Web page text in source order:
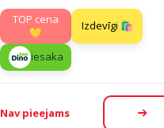
TOP cena
💛
Izdevīgi 🛍️
iesaka
Nav pieejams